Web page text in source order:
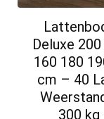
Deluxe
160 180
cm – 40
300 kg